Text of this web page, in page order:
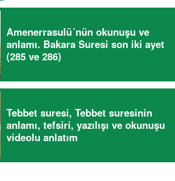
Amenerrasulü´nün okunuşu ve
anlamı. Bakara Suresi son iki ayet
(285 ve 286)
Tebbet suresi, Tebbet suresinin
anlamı, tefsiri, yazılışı ve okunuşu
videolu anlatım